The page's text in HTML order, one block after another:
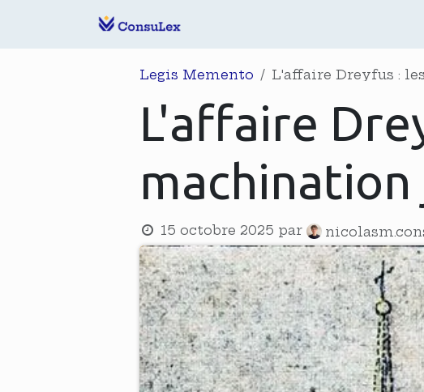
Legis Memento L'affaire Dreyfus :
L'affaire
15 octobre 2025 par